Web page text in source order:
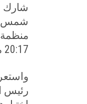
شارك
شمس
منظمة
20:17 من أكتوبر الجاري
رئيس